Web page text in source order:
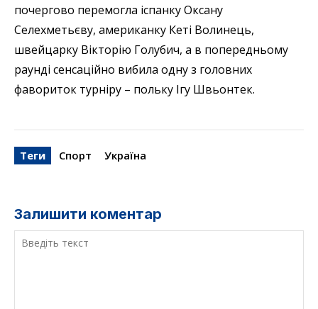
почергово перемогла іспанку Оксану
Селехметьєву, американку Кеті Волинець,
швейцарку Вікторію Голубич, а в попередньому
раунді сенсаційно вибила одну з головних
фавориток турніру – польку Ігу Швьонтек.
Теги Спорт Україна
Залишити коментар